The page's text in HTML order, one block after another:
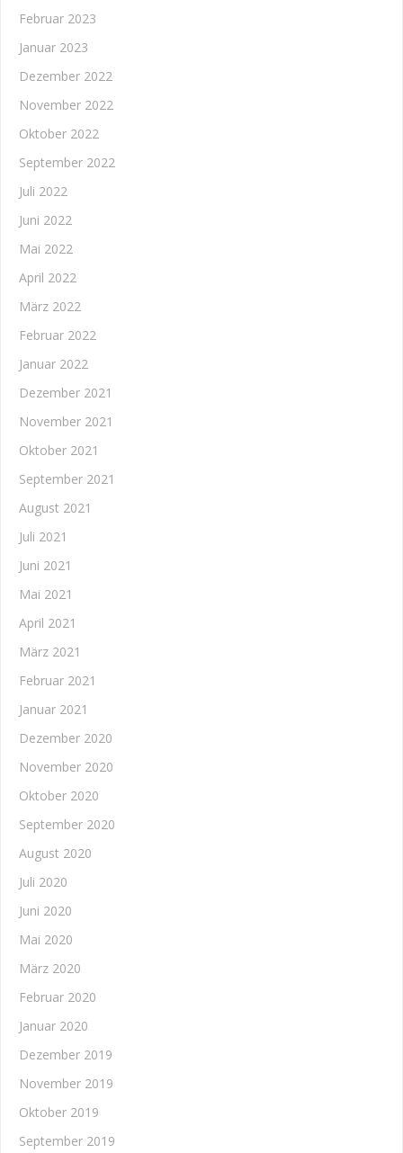
Februar 2023
Januar 2023
Dezember 2022
November 2022
Oktober 2022
September 2022
Juli 2022
Juni 2022
Mai 2022
April 2022
März 2022
Februar 2022
Januar 2022
Dezember 2021
November 2021
Oktober 2021
September 2021
August 2021
Juli 2021
Juni 2021
Mai 2021
April 2021
März 2021
Februar 2021
Januar 2021
Dezember 2020
November 2020
Oktober 2020
September 2020
August 2020
Juli 2020
Juni 2020
Mai 2020
März 2020
Februar 2020
Januar 2020
Dezember 2019
November 2019
Oktober 2019
September 2019